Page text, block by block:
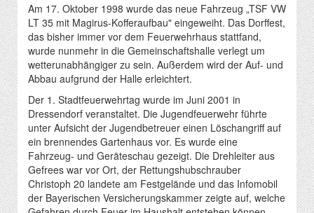
Am 17. Oktober 1998 wurde das neue Fahrzeug „TSF VW
LT 35 mit Magirus-Kofferaufbau" eingeweiht. Das Dorffest,
das bisher immer vor dem Feuerwehrhaus stattfand,
wurde nunmehr in die Gemeinschaftshalle verlegt um
wetterunabhängiger zu sein. Außerdem wird der Auf- und
Abbau aufgrund der Halle erleichtert.
Der 1. Stadtfeuerwehrtag wurde im Juni 2001 in
Dressendorf veranstaltet. Die Jugendfeuerwehr führte
unter Aufsicht der Jugendbetreuer einen Löschangriff auf
ein brennendes Gartenhaus vor. Es wurde eine
Fahrzeug- und Geräteschau gezeigt. Die Drehleiter aus
Gefrees war vor Ort, der Rettungshubschrauber
Christoph 20 landete am Festgelände und das Infomobil
der Bayerischen Versicherungskammer zeigte auf, welche